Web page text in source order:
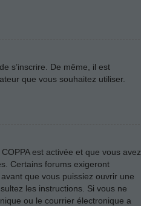
s’inscrire. De même, il est
que vous souhaitez utiliser.
est activée et que vous avez
Certains forums exigeront
que vous puissiez ouvrir une
les instructions. Si vous ne
ou le courrier électronique a